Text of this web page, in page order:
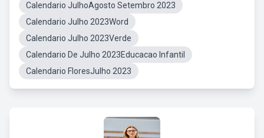
Calendario JulhoAgosto Setembro 2023
Calendario Julho 2023Word
Calendario Julho 2023Verde
Calendario De Julho 2023Educacao Infantil
Calendario FloresJulho 2023